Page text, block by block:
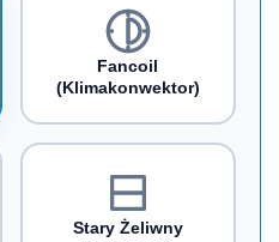
Fancoil
(Klimakonwektor)
Stary Żeliwny